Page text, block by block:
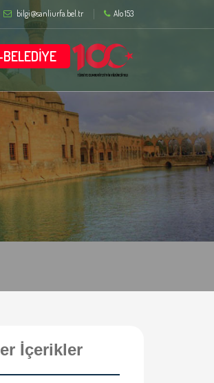
bilgi@sanliurfa.bel.tr Alo 153
İçerikler